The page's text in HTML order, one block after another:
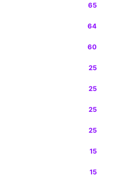
65
64
60
25
25
25
25
15
15